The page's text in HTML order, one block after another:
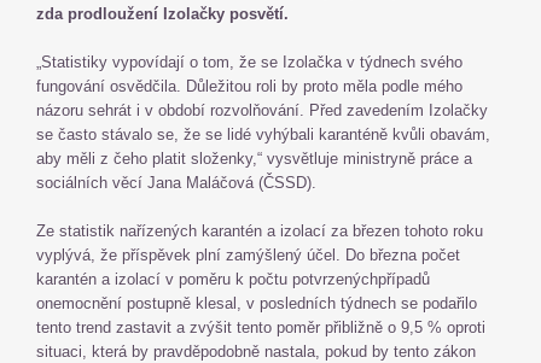
zda prodloužení Izolačky posvětí.
„Statistiky vypovídají o tom, že se Izolačka v týdnech svého
fungování osvědčila. Důležitou roli by proto měla podle mého
názoru sehrát i v období rozvolňování. Před zavedením Izolačky
se často stávalo se, že se lidé vyhýbali karanténě kvůli obavám,
aby měli z čeho platit složenky,“ vysvětluje ministryně práce a
sociálních věcí Jana Maláčová (ČSSD).
Ze statistik nařízených karantén a izolací za březen tohoto roku
vyplývá, že příspěvek plní zamýšlený účel. Do března počet
karantén a izolací v poměru k počtu potvrzenýchpřípadů
onemocnění postupně klesal, v posledních týdnech se podařilo
tento trend zastavit a zvýšit tento poměr přibližně o 9,5 % oproti
situaci, která by pravděpodobně nastala, pokud by tento zákon